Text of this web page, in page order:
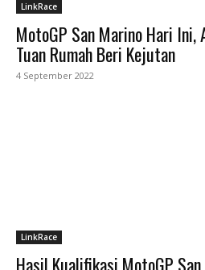
LinkRace
MotoGP San Marino Hari Ini,
Tuan Rumah Beri Kejutan
4 September 2022
LinkRace
Hasil Kualifikasi MotoGP